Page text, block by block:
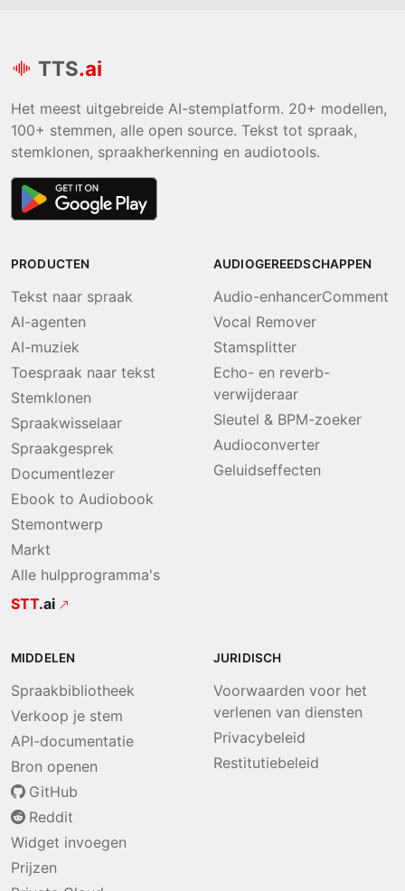
TTS.ai
Het meest uitgebreide AI-stemplatform. 20+ modellen,
100+ stemmen, alle open source. Tekst tot spraak,
stemklonen, spraakherkenning en audiotools.
PRODUCTEN
Tekst naar spraak
AI-agenten
AI-muziek
Toespraak naar tekst
Stemklonen
Spraakwisselaar
Spraakgesprek
Documentlezer
Ebook to Audiobook
Stemontwerp
Markt
Alle hulpprogramma's
STT.ai
AUDIOGEREEDSCHAPPEN
Audio-enhancerComment
Vocal Remover
Stamsplitter
Echo- en reverb-
verwijderaar
Sleutel & BPM-zoeker
Audioconverter
Geluidseffecten
MIDDELEN
Spraakbibliotheek
Verkoop je stem
API-documentatie
Bron openen
GitHub
Reddit
Widget invoegen
Prijzen
JURIDISCH
Voorwaarden voor het
verlenen van diensten
Privacybeleid
Restitutiebeleid